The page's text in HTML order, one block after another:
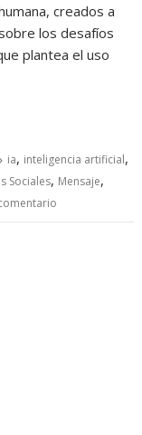
creados a
los desafíos
plantea el uso
ia, inteligencia artificial,
Sociales, Mensaje,